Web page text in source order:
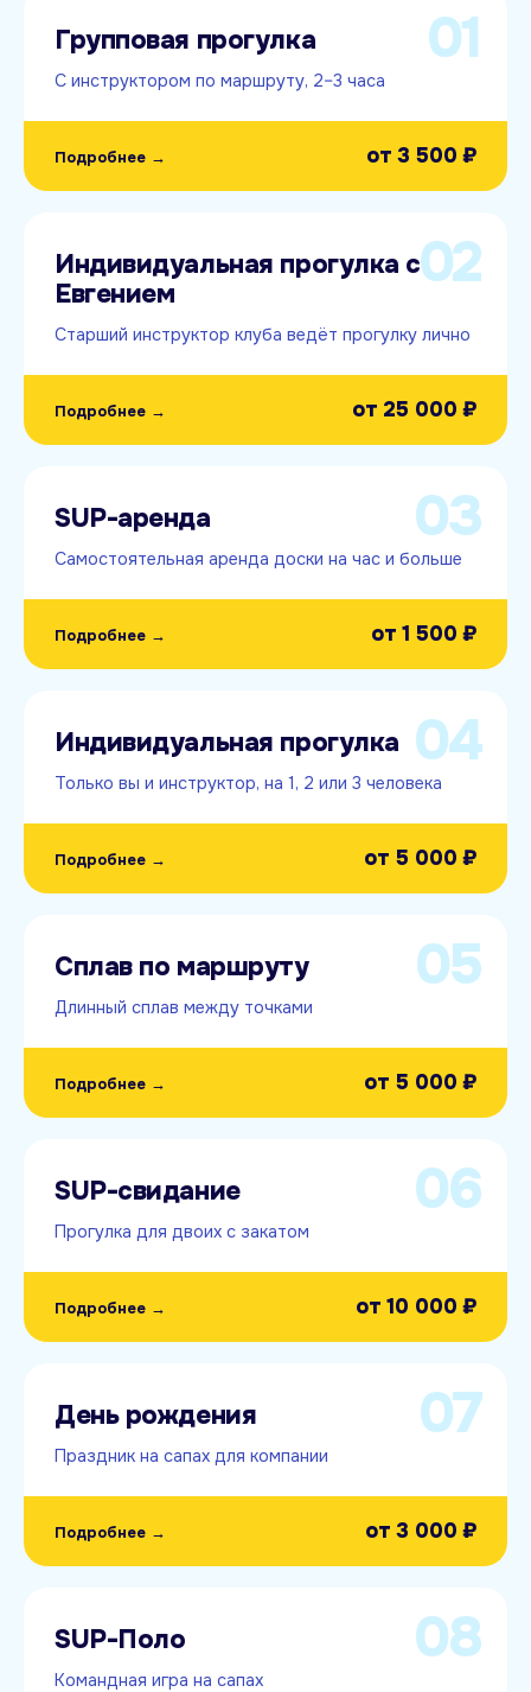
01
Групповая прогулка
С инструктором по маршруту, 2–3 часа
Подробнее → от3 500 ₽
02
Индивидуальная прогулка с
Евгением
Старший инструктор клуба ведёт прогулку лично
Подробнее → от 25 000 ₽
03
SUP-аренда
Самостоятельная аренда доски на час и больше
Подробнее → от1 500 ₽
04
Индивидуальная прогулка
Только вы и инструктор, на 1, 2 или 3 человека
Подробнее → от5 000 ₽
05
Сплав по маршруту
Длинный сплав между точками
Подробнее → от5 000 ₽
06
SUP-свидание
Прогулка для двоих с закатом
Подробнее → от10 000 ₽
07
День рождения
Праздник на сапах для компании
Подробнее → от3 000 ₽
08
SUP-Поло
Командная игра на сапах